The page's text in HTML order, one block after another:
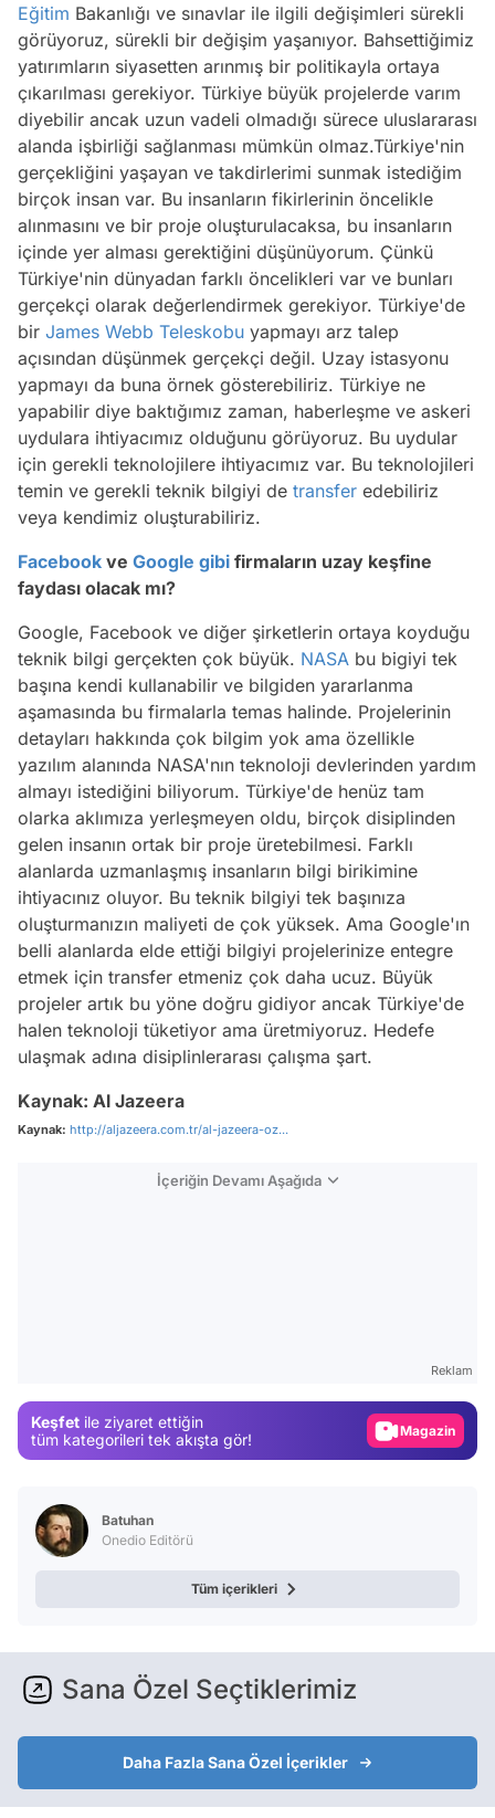
Eğitim Bakanlığı ve sınavlar ile ilgili değişimleri sürekli
görüyoruz, sürekli bir değişim yaşanıyor. Bahsettiğimiz
yatırımların siyasetten arınmış bir politikayla ortaya
çıkarılması gerekiyor. Türkiye büyük projelerde varım
diyebilir ancak uzun vadeli olmadığı sürece uluslararası
alanda işbirliği sağlanması mümkün olmaz.Türkiye'nin
gerçekliğini yaşayan ve takdirlerimi sunmak istediğim
birçok insan var. Bu insanların fikirlerinin öncelikle
alınmasını ve bir proje oluşturulacaksa, bu insanların
içinde yer alması gerektiğini düşünüyorum. Çünkü
Türkiye'nin dünyadan farklı öncelikleri var ve bunları
gerçekçi olarak değerlendirmek gerekiyor. Türkiye'de
bir James Webb Teleskobu yapmayı arz talep
açısından düşünmek gerçekçi değil. Uzay istasyonu
yapmayı da buna örnek gösterebiliriz. Türkiye ne
yapabilir diye baktığımız zaman, haberleşme ve askeri
uydulara ihtiyacımız olduğunu görüyoruz. Bu uydular
için gerekli teknolojilere ihtiyacımız var. Bu teknolojileri
temin ve gerekli teknik bilgiyi de transfer edebiliriz
veya kendimiz oluşturabiliriz.
Facebook ve Google gibi firmaların uzay keşfine
faydası olacak mı?
Google, Facebook ve diğer şirketlerin ortaya koyduğu
teknik bilgi gerçekten çok büyük. NASA bu bigiyi tek
başına kendi kullanabilir ve bilgiden yararlanma
aşamasında bu firmalarla temas halinde. Projelerinin
detayları hakkında çok bilgim yok ama özellikle
yazılım alanında NASA'nın teknoloji devlerinden yardım
almayı istediğini biliyorum. Türkiye'de henüz tam
olarka aklımıza yerleşmeyen oldu, birçok disiplinden
gelen insanın ortak bir proje üretebilmesi. Farklı
alanlarda uzmanlaşmış insanların bilgi birikimine
ihtiyacınız oluyor. Bu teknik bilgiyi tek başınıza
oluşturmanızın maliyeti de çok yüksek. Ama Google'ın
belli alanlarda elde ettiği bilgiyi projelerinize entegre
etmek için transfer etmeniz çok daha ucuz. Büyük
projeler artık bu yöne doğru gidiyor ancak Türkiye'de
halen teknoloji tüketiyor ama üretmiyoruz. Hedefe
ulaşmak adına disiplinlerarası çalışma şart.
Kaynak: Al Jazeera
Kaynak: http://aljazeera.com.tr/al-jazeera-oz...
İçeriğin Devamı Aşağıda
Reklam
Keşfet ile ziyaret ettiğin
tüm kategorileri tek akışta gör!
Magazin
Batuhan
Onedio Editörü
Tüm içerikleri
Sana Özel Seçtiklerimiz
Daha Fazla Sana Özel İçerikler